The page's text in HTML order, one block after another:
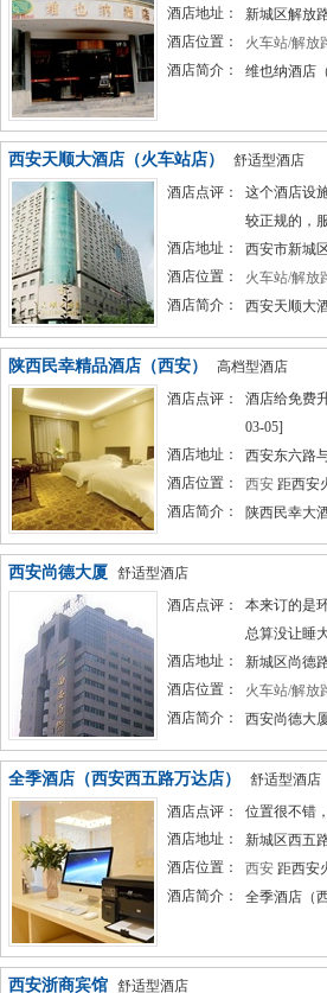
酒店地址：
新城区解放
酒店位置：
火车站/解放
酒店简介：
维也纳酒店
西安天顺大酒店（火车站店）
舒适型酒店
酒店点评：
这个酒店设
较正规的，
酒店地址：
西安市新城
酒店位置：
火车站/解放
酒店简介：
西安天顺大
陕西民幸精品酒店（西安）
高档型酒店
酒店点评：
酒店给免费
03-05]
酒店地址：
西安东六路
酒店位置：
西安 距西安
酒店简介：
陕西民幸大
西安尚德大厦
舒适型酒店
酒店点评：
本来订的是
总算没让睡
酒店地址：
新城区尚德
酒店位置：
火车站/解放
酒店简介：
西安尚德大
全季酒店（西安西五路万达店）
舒适型酒店
酒店点评：
位置很不错
酒店地址：
新城区西五
酒店位置：
西安 距西安
酒店简介：
全季酒店（
西安浙商宾馆 舒适型酒店